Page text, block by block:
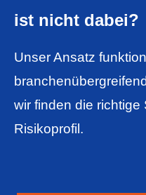
ist nicht dabei?
Unser Ansatz
wir finden die richtige
Risikoprofil.